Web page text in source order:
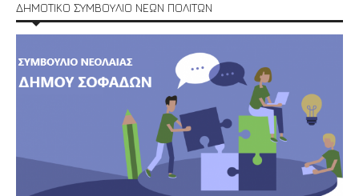
ΔΗΜΟΤΙΚΟ ΣΥΜΒΟΥΛΙΟ ΝΕΩΝ ΠΟΛΙΤΩΝ